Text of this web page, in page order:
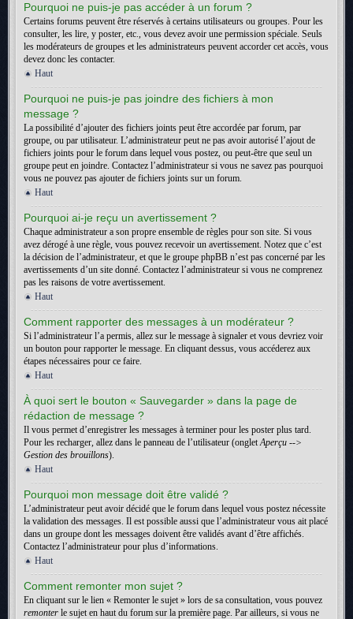
Pourquoi ne puis-je pas accéder à un forum ?
Certains forums peuvent être réservés à certains utilisateurs ou groupes. Pour les
consulter, les lire, y poster, etc., vous devez avoir une permission spéciale. Seuls
les modérateurs de groupes et les administrateurs peuvent accorder cet accès, vous
devez donc les contacter.
Haut
Pourquoi ne puis-je pas joindre des fichiers à mon
message ?
La possibilité d’ajouter des fichiers joints peut être accordée par forum, par
groupe, ou par utilisateur. L’administrateur peut ne pas avoir autorisé l’ajout de
fichiers joints pour le forum dans lequel vous postez, ou peut-être que seul un
groupe peut en joindre. Contactez l’administrateur si vous ne savez pas pourquoi
vous ne pouvez pas ajouter de fichiers joints sur un forum.
Haut
Pourquoi ai-je reçu un avertissement ?
Chaque administrateur a son propre ensemble de règles pour son site. Si vous
avez dérogé à une règle, vous pouvez recevoir un avertissement. Notez que c’est
la décision de l’administrateur, et que le groupe phpBB n’est pas concerné par les
avertissements d’un site donné. Contactez l’administrateur si vous ne comprenez
pas les raisons de votre avertissement.
Haut
Comment rapporter des messages à un modérateur ?
Si l’administrateur l’a permis, allez sur le message à signaler et vous devriez voir
un bouton pour rapporter le message. En cliquant dessus, vous accéderez aux
étapes nécessaires pour ce faire.
Haut
À quoi sert le bouton « Sauvegarder » dans la page de
rédaction de message ?
Il vous permet d’enregistrer les messages à terminer pour les poster plus tard.
Pour les recharger, allez dans le panneau de l’utilisateur (ongletAperçu -->
Gestion des brouillons).
Haut
Pourquoi mon message doit être validé ?
L’administrateur peut avoir décidé que le forum dans lequel vous postez nécessite
la validation des messages. Il est possible aussi que l’administrateur vous ait placé
dans un groupe dont les messages doivent être validés avant d’être affichés.
Contactez l’administrateur pour plus d’informations.
Haut
Comment remonter mon sujet ?
En cliquant sur le lien « Remonter le sujet » lors de sa consultation, vous pouvez
remonter le sujet en haut du forum sur la première page. Par ailleurs, si vous ne